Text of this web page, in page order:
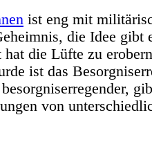
ist eng mit
die Idee gibt
die Lüfte zu
ist das
von